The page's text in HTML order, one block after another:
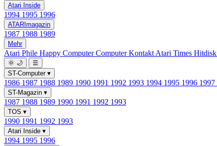
Atari Inside
1994 1995 1996
ATARImagazin
1987 1988 1989
Mehr
Atari Phile Happy ComputerComputer Kontakt Atari Times Hitdisk
🌞 🌙
☰
ST-Computer ▾
1986 1987 1988 1989 1990 1991 1992 1993 1994 1995 1996 1997
ST-Magazin ▾
1987 1988 1989 1990 1991 1992 1993
TOS ▾
1990 1991 1992 1993
Atari Inside ▾
1994 1995 1996